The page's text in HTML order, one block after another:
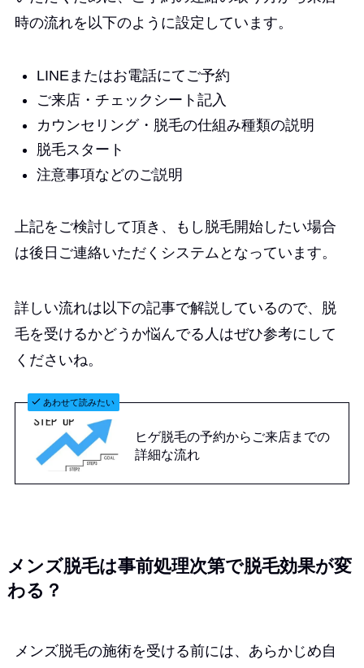
時の流れを以下のように設定しています。
LINEまたはお電話にてご予約
ご来店・チェックシート記入
カウンセリング・脱毛の仕組み種類の説明
脱毛スタート
注意事項などのご説明
上記をご検討して頂き、もし脱毛開始したい場合
は後日ご連絡いただくシステムとなっています。
詳しい流れは以下の記事で解説しているので、脱
毛を受けるかどうか悩んでる人はぜひ参考にして
くださいね。
あわせて読みたい
ヒゲ脱毛の予約からご来店までの
詳細な流れ
メンズ脱毛は事前処理次第で脱毛効果が変
わる？
メンズ脱毛の施術を受ける前には、あらかじめ自